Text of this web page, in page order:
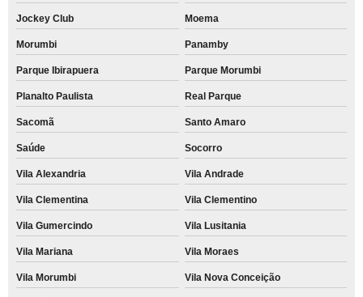
Jockey Club Moema
Morumbi Panamby
Parque Ibirapuera Parque Morumbi
Planalto Paulista Real Parque
Sacomã Santo Amaro
Saúde Socorro
Vila Alexandria Vila Andrade
Vila Clementina Vila Clementino
Vila Gumercindo Vila Lusitania
Vila Mariana Vila Moraes
Vila Morumbi Vila Nova Conceição